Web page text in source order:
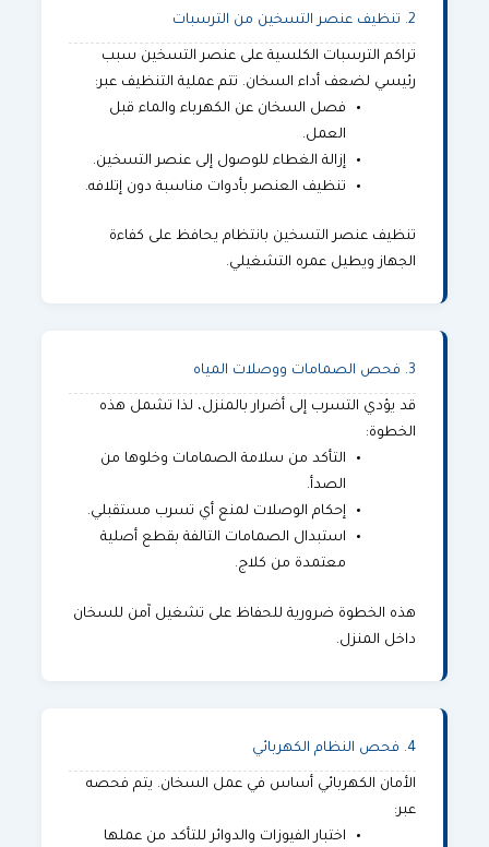
2. تنظيف عنصر التسخين من الترسبات
تراكم الترسبات الكلسية على عنصر التسخين سبب
رئيسي لضعف أداء السخان. تتم عملية التنظيف عبر:
فصل السخان عن الكهرباء والماء قبل
العمل.
إزالة الغطاء للوصول إلى عنصر التسخين.
تنظيف العنصر بأدوات مناسبة دون إتلافه.
تنظيف عنصر التسخين بانتظام يحافظ على كفاءة
الجهاز ويطيل عمره التشغيلي.
3. فحص الصمامات ووصلات المياه
قد يؤدي التسرب إلى أضرار بالمنزل، لذا تشمل هذه
الخطوة:
التأكد من سلامة الصمامات وخلوها من
الصدأ.
إحكام الوصلات لمنع أي تسرب مستقبلي.
استبدال الصمامات التالفة بقطع أصلية
معتمدة من كلاج.
هذه الخطوة ضرورية للحفاظ على تشغيل آمن للسخان
داخل المنزل.
4. فحص النظام الكهربائي
الأمان الكهربائي أساس في عمل السخان. يتم فحصه
عبر:
اختبار الفيوزات والدوائر للتأكد من عملها